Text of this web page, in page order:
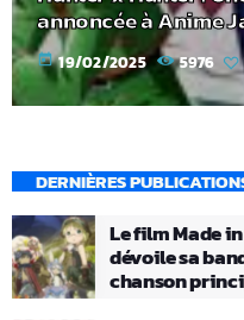
annoncée à Anime
today 19/02/2025 5976
DERNIÈRES
Le film Made
dévoile sa
chanson